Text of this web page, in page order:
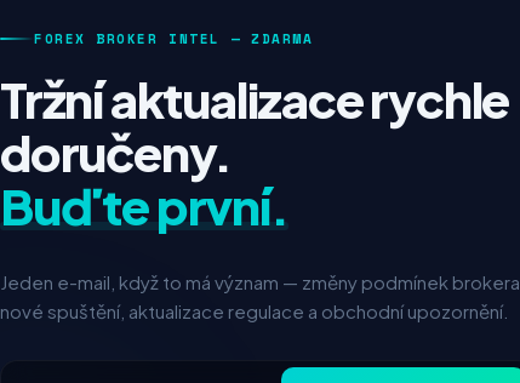
FOREX BROKER INTEL — ZDARMA
Tržní aktualizace rychle
doručeny.
Buďte první.
Jeden e-mail, když to má význam — změny podmínek brokera,
nové spuštění, aktualizace regulace a obchodní upozornění.